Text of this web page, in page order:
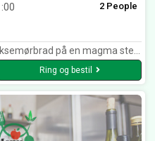
2 People
sig kød som man gerne vil have det ????????????????????????
Ring og bestil